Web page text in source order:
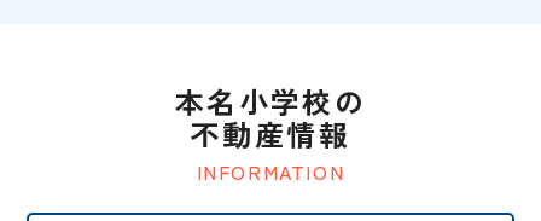
INFORMATION
本名小学校の
不動産情報